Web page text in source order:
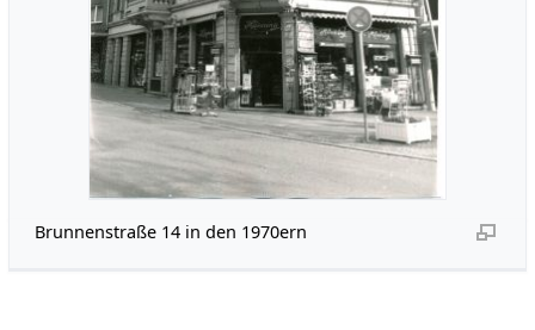
Brunnenstraße 14 in den 1970ern